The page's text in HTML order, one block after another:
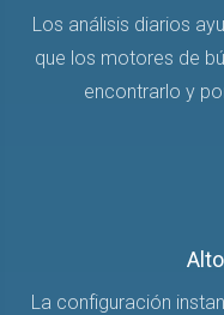
Los análisis diarios
que los motores de
encontrarlo y
La configuración